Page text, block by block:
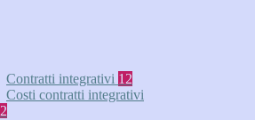
Contratti integrativi 12
Costi contratti integrativi
2